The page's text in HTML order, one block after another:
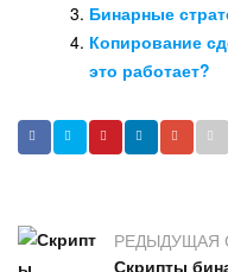
Бинарные
Копирование
это работает?
РЕДЫДУЩАЯ
Скрипты